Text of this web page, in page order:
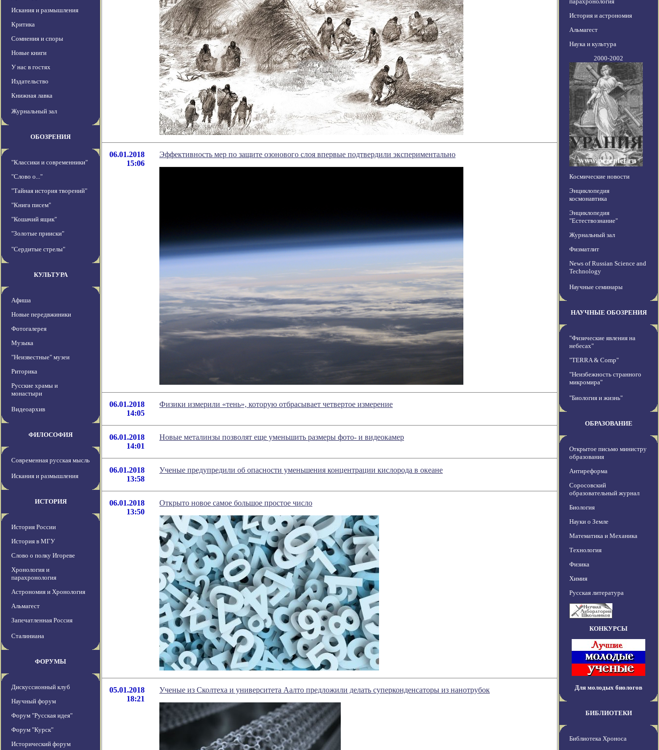
Искания и размышления
Критика
Сомнения и споры
Новые книги
У нас в гостях
Издательство
Книжная лавка
Журнальный зал
ОБОЗРЕНИЯ
"Классики и современники"
"Слово о..."
"Тайная история творений"
"Книга писем"
"Кошачий ящик"
"Золотые прииски"
"Сердитые стрелы"
КУЛЬТУРА
Афиша
Новые передвжиники
Фотогалерея
Музыка
"Неизвестные" музеи
Риторика
Русские храмы и
монастыри
Видеоархив
ФИЛОСОФИЯ
Современная русская мысль
Искания и размышления
ИСТОРИЯ
История России
История в МГУ
Слово о полку Игореве
Хронология и
парахронология
Астрономия и Хронология
Альмагест
Запечатленная Россия
Сталиниана
ФОРУМЫ
Дискуссионный клуб
Научный форум
Форум "Русская идея"
Форум "Курск"
Исторический форум
06.01.2018
15:06
Эффективность мер по защите озонового слоя впервые подтвердили экспериментально
06.01.2018
14:05
Физики измерили «тень», которую отбрасывает четвертое измерение
06.01.2018
14:01
Новые металинзы позволят еще уменьшить размеры фото- и видеокамер
06.01.2018
13:58
Ученые предупредили об опасности уменьшения концентрации кислорода в океане
06.01.2018
13:50
Открыто новое самое большое простое число
05.01.2018
18:21
Ученые из Сколтеха и университета Аалто предложили делать суперконденсаторы из нанотрубок
История и астрономия
Альмагест
Наука и культура
2000-2002
Космические новости
Энциклопедия
космонавтика
Энциклопедия
"Естествознание"
Журнальный зал
Физматлит
News of Russian Science and
Technology
Научные семинары
НАУЧНЫЕ ОБОЗРЕНИЯ
"Физические явления на
небесах"
"TERRA & Comp"
"Неизбежность странного
микромира"
"Биология и жизнь"
ОБРАЗОВАНИЕ
Открытое письмо министру
образования
Антиреформа
Соросовский
образовательный журнал
Биология
Науки о Земле
Математика и Механика
Технология
Физика
Химия
Русская литература
КОНКУРСЫ
Для молодых биологов
БИБЛИОТЕКИ
Библиотека Хроноса